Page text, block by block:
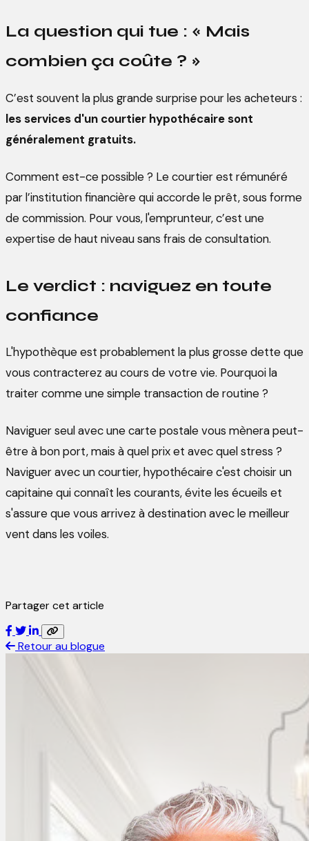
La question qui tue : « Mais
combien ça coûte ? »
C’est souvent la plus grande surprise pour les acheteurs :
les services d'un courtier hypothécaire sont
généralement gratuits.
Comment est-ce possible ? Le courtier est rémunéré
par l’institution financière qui accorde le prêt, sous forme
de commission. Pour vous, l'emprunteur, c’est une
expertise de haut niveau sans frais de consultation.
Le verdict : naviguez en toute
confiance
L'hypothèque est probablement la plus grosse dette que
vous contracterez au cours de votre vie. Pourquoi la
traiter comme une simple transaction de routine ?
Naviguer seul avec une carte postale vous mènera peut-
être à bon port, mais à quel prix et avec quel stress ?
Naviguer avec un courtier, hypothécaire c'est choisir un
capitaine qui connaît les courants, évite les écueils et
s'assure que vous arrivez à destination avec le meilleur
vent dans les voiles.
Partager cet article
Retour au blogue